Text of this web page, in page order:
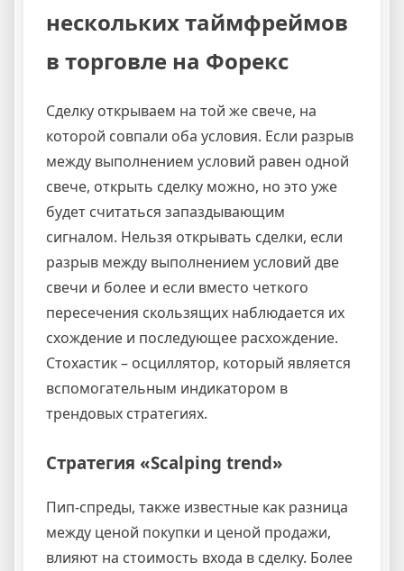
нескольких таймфреймов
в торговле на Форекс
Сделку открываем на той же свече, на
которой совпали оба условия. Если разрыв
между выполнением условий равен одной
свече, открыть сделку можно, но это уже
будет считаться запаздывающим
сигналом. Нельзя открывать сделки, если
разрыв между выполнением условий две
свечи и более и если вместо четкого
пересечения скользящих наблюдается их
схождение и последующее расхождение.
Стохастик – осциллятор, который является
вспомогательным индикатором в
трендовых стратегиях.
Стратегия «Scalping trend»
Пип-спреды, также известные как разница
между ценой покупки и ценой продажи,
влияют на стоимость входа в сделку. Более